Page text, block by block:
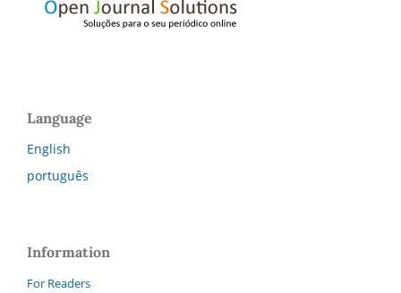
Language
English
português
Information
For Readers